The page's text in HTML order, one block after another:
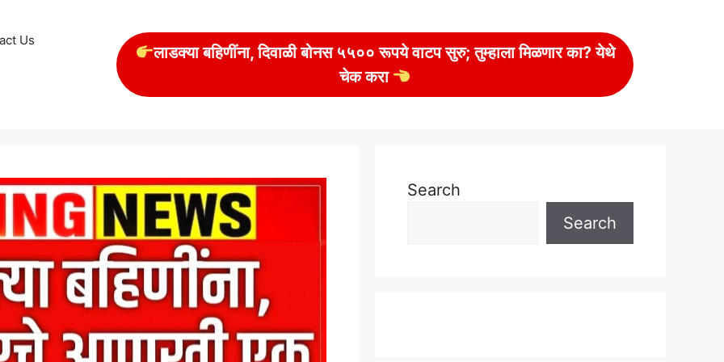
Us
लाडक्या बहिणींना, दिवाळी बोनस ५५०० रूपये वाटप सुरु; तुम्हाला मिळणार का? येथे
चेक करा
Search
Search